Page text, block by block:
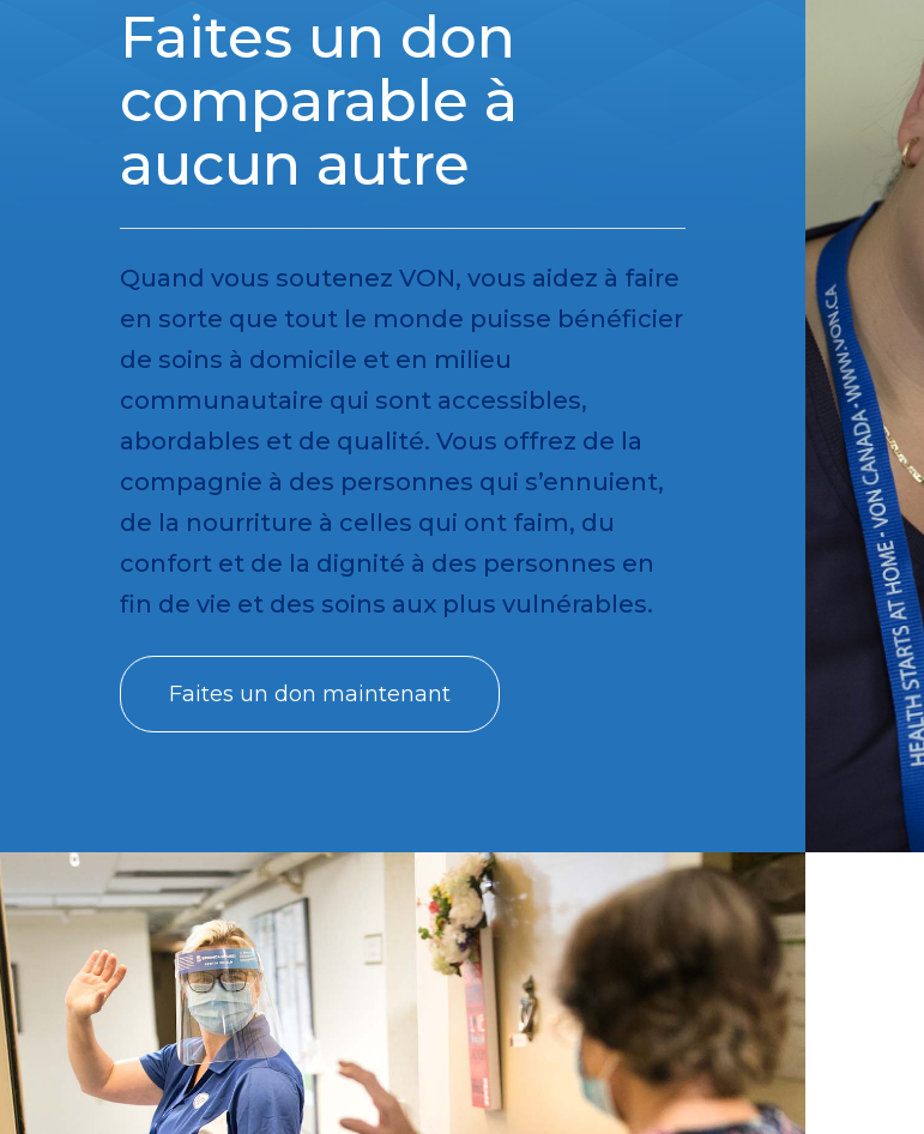
Faites un don
comparable à
aucun autre
Quand vous soutenez VON, vous aidez à faire
en sorte que tout le monde puisse bénéficier
de soins à domicile et en milieu
communautaire qui sont accessibles,
abordables et de qualité. Vous offrez de la
compagnie à des personnes qui s’ennuient,
de la nourriture à celles qui ont faim, du
confort et de la dignité à des personnes en
fin de vie et des soins aux plus vulnérables.
Faites un don maintenant